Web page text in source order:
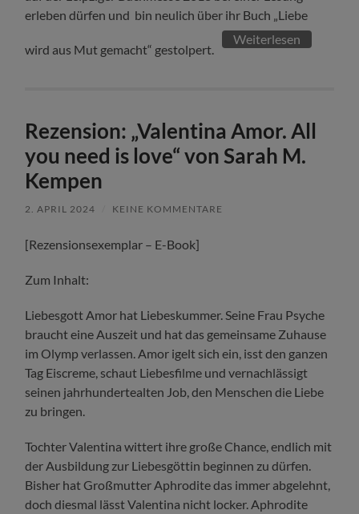
erleben dürfen und bin neulich über ihr Buch „Liebe
wird aus Mut gemacht“ gestolpert.
Weiterlesen
Rezension: „Valentina Amor. All
you need is love“ von Sarah M.
Kempen
2. APRIL 2024 KEINE KOMMENTARE
[Rezensionsexemplar – E-Book]
Zum Inhalt:
Liebesgott Amor hat Liebeskummer. Seine Frau Psyche
braucht eine Auszeit und hat das gemeinsame Zuhause
im Olymp verlassen. Amor igelt sich ein, isst den ganzen
Tag Eiscreme, schaut Liebesfilme und vernachlässigt
seinen jahrhundertealten Job, den Menschen die Liebe
zu bringen.
Tochter Valentina wittert ihre große Chance, endlich mit
der Ausbildung zur Liebesgöttin beginnen zu dürfen.
Bisher hat Großmutter Aphrodite das immer abgelehnt,
doch diesmal lässt Valentina nicht locker. Aphrodite